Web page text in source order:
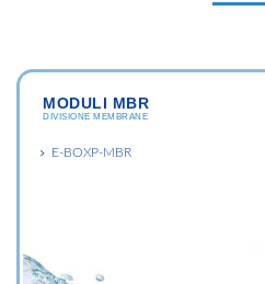
MODULI MBR
DIVISIONE MEMBRANE
E-BOXP-MBR